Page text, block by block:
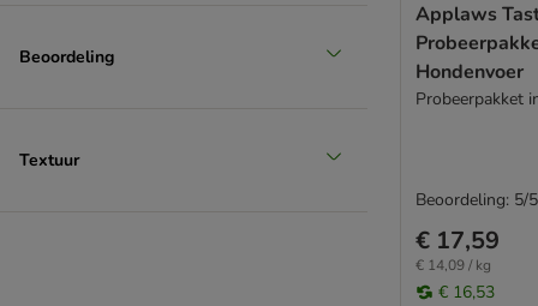
Beoordeling
Textuur
Applaws
Hondenvoer
Probeerpakket
€ 17,59
€ 14,09 / kg
€ 16,53
Beoordeling: 5/5